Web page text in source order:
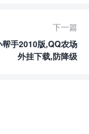
下一篇
手2010版,QQ农场
外挂下载,防降级